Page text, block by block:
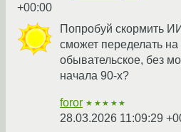
+00:00
Попробуй скормить
сможет переделать на
обывательское, без
начала 90-х?
foror ★★★★★
28.03.2026 11:09:29